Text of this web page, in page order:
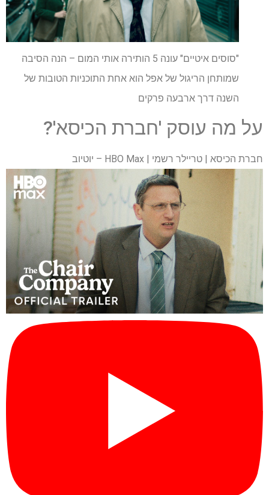
"סוסים איטיים" עונה 5 הותירה אותי המום – הנה הסיבה
שמותחן הריגול של אפל הוא אחת התוכניות הטובות של
השנה דרך ארבעה פרקים
על מה עוסק 'חברת הכיסא'?
חברת הכיסא | טריילר רשמי | HBO Max – יוטיוב